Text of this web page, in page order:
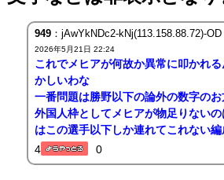
949：jAwYkNDc2-kNj(113.158.88.72)-OD
2026年5月21日 22:24
これでメヒアが何故か異常に叩かれ
かしいわな
一番問題は勝野以下の論外の数字のお
外国人枠としてメヒアが物足りない
はこの選手以下しか連れてこれない
4
0